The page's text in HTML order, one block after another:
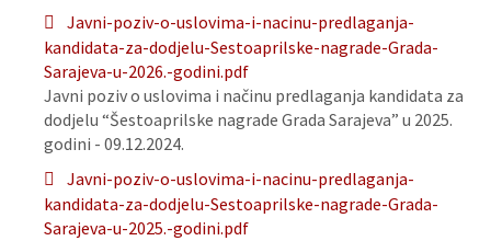
Javni-poziv-o-uslovima-i-nacinu-predlaganja-
kandidata-za-dodjelu-Sestoaprilske-nagrade-Grada-
Sarajeva-u-2026.-godini.pdf
Javni poziv o uslovima i načinu predlaganja kandidata za
dodjelu “Šestoaprilske nagrade Grada Sarajeva” u 2025.
godini - 09.12.2024.
Javni-poziv-o-uslovima-i-nacinu-predlaganja-
kandidata-za-dodjelu-Sestoaprilske-nagrade-Grada-
Sarajeva-u-2025.-godini.pdf